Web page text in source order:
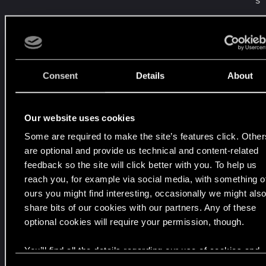
Consent Details About
Our website uses cookies
Some are required to make the site’s features click.
are optional and provide us technical and content-related
feedback so the site will click better with you. To help us
reach you, for example via social media, with something
ours you might find interesting, occasionally we might also
share bits of our cookies with our partners. Any of these
optional cookies will require your permission, though.
You’ll find all the details regarding our use of cookies and
.
e
t
p
o
d
e
d
'
I
s